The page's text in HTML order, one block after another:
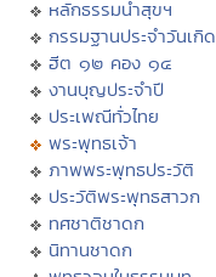
หลักธรรมนำสุขฯ
กรรมฐานประจำวันเกิด
ฮีต ๑๒ คอง ๑๔
งานบุญประจำปี
ประเพณีทั่วไทย
พระพุทธเจ้า
ภาพพระพุทธประวัติ
ประวัติพระพุทธสาวก
ทศชาติชาดก
นิทานชาดก